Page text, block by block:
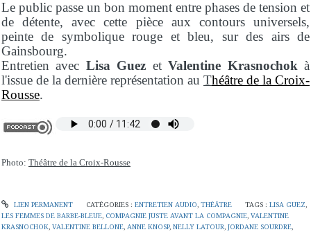
Le public passe un bon moment entre phases de tension et
de détente, avec cette pièce aux contours universels,
peinte de symbolique rouge et bleu, sur des airs de
Gainsbourg.
Entretien avec Lisa Guez etValentine Krasnochok à
l'issue de la dernière représentation au Théâtre de la Croix-
Rousse.
Photo: Théâtre de la Croix-Rousse
LIEN PERMANENT CATÉGORIES : ENTRETIEN AUDIO, THÉÂTRE TAGS :LISA GUEZ,
LES FEMMES DE BARBE-BLEUE, COMPAGNIE JUSTE AVANT LA COMPAGNIE, VALENTINE
KRASNOCHOK, VALENTINE BELLONE, ANNE KNOSP, NELLY LATOUR, JORDANE SOURDRE,